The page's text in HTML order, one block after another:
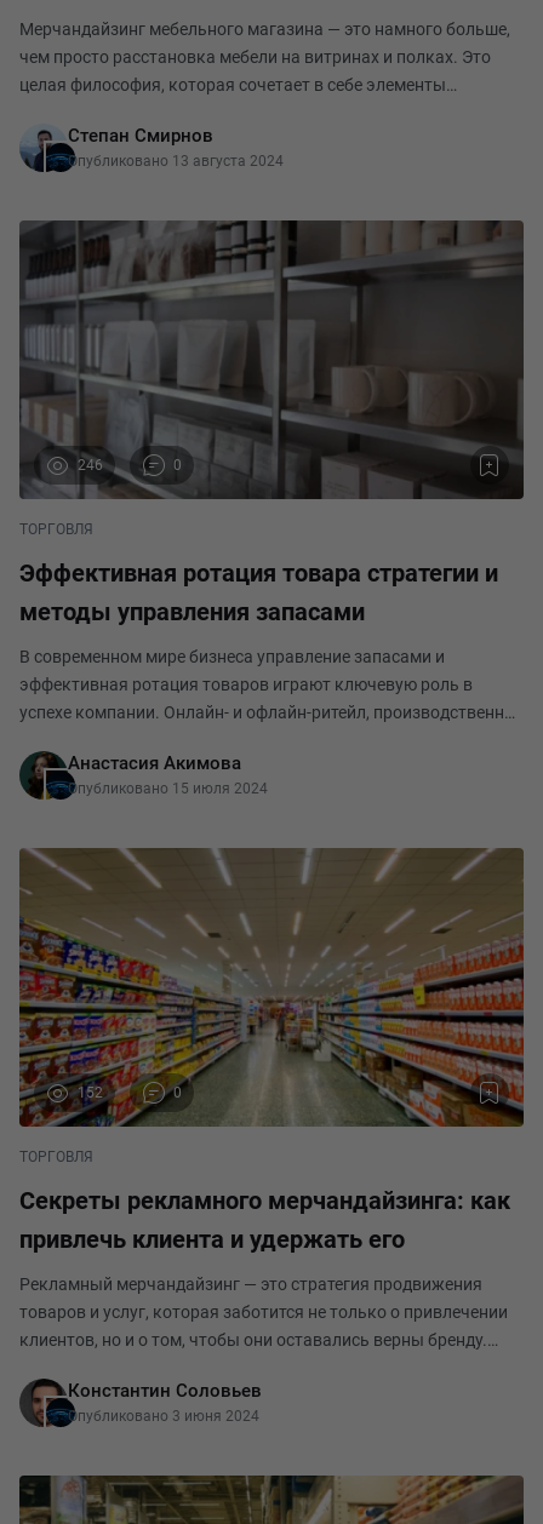
Мерчандайзинг мебельного магазина — это намного больше,
чем просто расстановка мебели на витринах и полках. Это
целая философия, которая сочетает в себе элементы
мы подробно рассмотрим стратегии и техни
Степан Смирнов
Опубликовано 13 августа 2024
246 0
ТОРГОВЛЯ
Эффективная ротация товара стратегии и
методы управления запасами
В современном мире бизнеса управление запасами и
эффективная ротация товаров играют ключевую роль в
успехе компании. Онлайн- и офлайн-ритейл, производственная
все нуждаются в тщательно разработанных и реал
Анастасия Акимова
Опубликовано 15 июля 2024
152 0
ТОРГОВЛЯ
Секреты рекламного мерчандайзинга: как
привлечь клиента и удержать его
Рекламный мерчандайзинг — это стратегия продвижения
товаров и услуг, которая заботится не только о привлечении
клиентов, но и о том, чтобы они оставались верны бренду.
посетителя магазина в постоянного покупателя.
Константин Соловьев
Опубликовано 3 июня 2024